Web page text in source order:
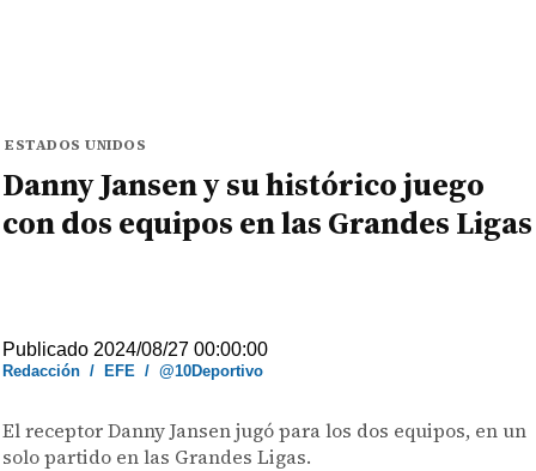
ESTADOS UNIDOS
Danny Jansen y su histórico juego
con dos equipos en las Grandes Ligas
Publicado 2024/08/27 00:00:00
Redacción / EFE /@10Deportivo
El receptor Danny Jansen jugó para los dos equipos, en un
solo partido en las Grandes Ligas.